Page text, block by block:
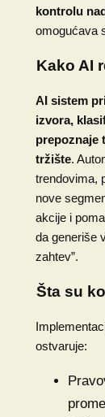
kontrolu
omogućava
Kako AI
AI sistem
izvora,
prepoznaje
tržište.
trendovima,
nove
akcije i
da generiše
zahtev”.
Šta su
ostvaruje: